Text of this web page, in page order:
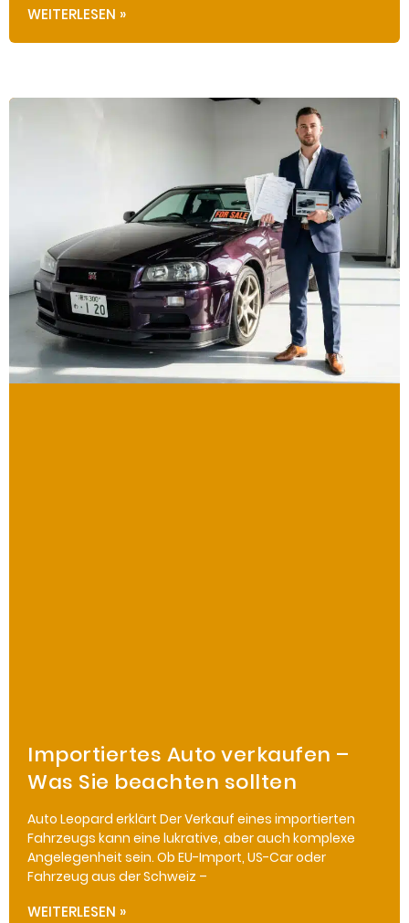
WEITERLESEN »
Importiertes Auto verkaufen –
Was Sie beachten sollten
Auto Leopard erklärt Der Verkauf eines importierten
Fahrzeugs kann eine lukrative, aber auch komplexe
Angelegenheit sein. Ob EU-Import, US-Car oder
Fahrzeug aus der Schweiz –
WEITERLESEN »